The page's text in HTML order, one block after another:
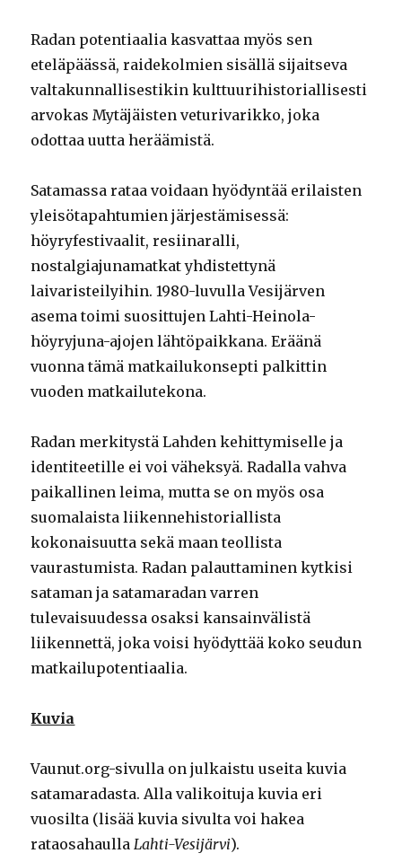
Radan potentiaalia kasvattaa myös sen
eteläpäässä, raidekolmien sisällä sijaitseva
valtakunnallisestikin kulttuurihistoriallisesti
arvokas Mytäjäisten veturivarikko, joka
odottaa uutta heräämistä.
Satamassa rataa voidaan hyödyntää erilaisten
yleisötapahtumien järjestämisessä:
höyryfestivaalit, resiinaralli,
nostalgiajunamatkat yhdistettynä
laivaristeilyihin. 1980-luvulla Vesijärven
asema toimi suosittujen Lahti-Heinola-
höyryjuna-ajojen lähtöpaikkana. Eräänä
vuonna tämä matkailukonsepti palkittin
vuoden matkailutekona.
Radan merkitystä Lahden kehittymiselle ja
identiteetille ei voi väheksyä. Radalla vahva
paikallinen leima, mutta se on myös osa
suomalaista liikennehistoriallista
kokonaisuutta sekä maan teollista
vaurastumista. Radan palauttaminen kytkisi
sataman ja satamaradan varren
tulevaisuudessa osaksi kansainvälistä
liikennettä, joka voisi hyödyttää koko seudun
matkailupotentiaalia.
Kuvia
Vaunut.org-sivulla on julkaistu useita kuvia
satamaradasta. Alla valikoituja kuvia eri
vuosilta (lisää kuvia sivulta voi hakea
rataosahaullaLahti-Vesijärvi).